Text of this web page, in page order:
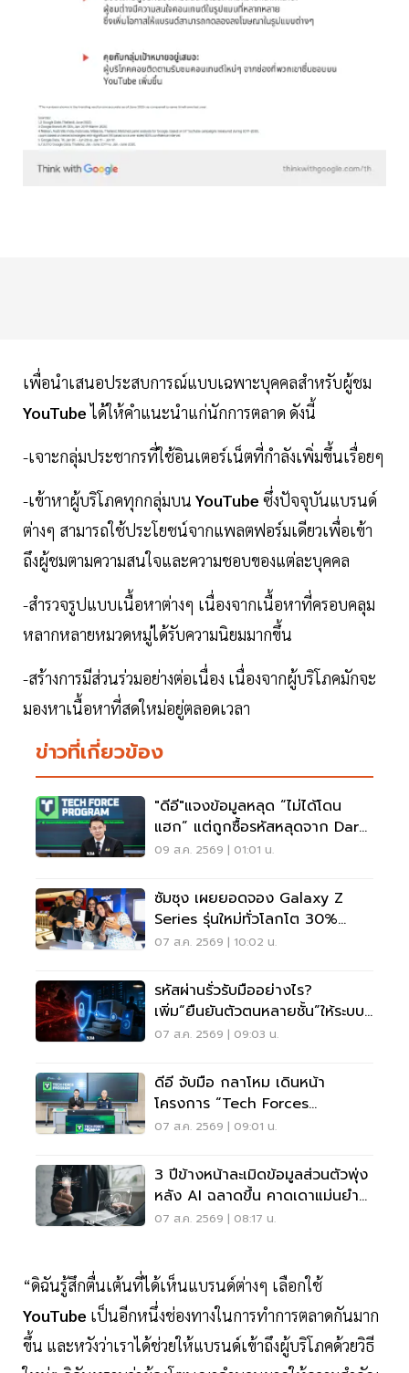
เพื่อนำเสนอประสบการณ์แบบเฉพาะบุคคลสำหรับผู้ชม
YouTubeได้ให้คำแนะนำแก่นักการตลาด ดังนี้
-เจาะกลุ่มประชากรที่ใช้อินเตอร์เน็ตที่กำลังเพิ่มขึ้นเรื่อยๆ
-เข้าหาผู้บริโภคทุกกลุ่มบน YouTube ซึ่งปัจจุบันแบรนด์
ต่างๆ สามารถใช้ประโยชน์จากแพลตฟอร์มเดียวเพื่อเข้า
ถึงผู้ชมตามความสนใจและความชอบของแต่ละบุคคล
-สำรวจรูปแบบเนื้อหาต่างๆ เนื่องจากเนื้อหาที่ครอบคลุม
หลากหลายหมวดหมู่ได้รับความนิยมมากขึ้น
-สร้างการมีส่วนร่วมอย่างต่อเนื่อง เนื่องจากผู้บริโภคมักจะ
มองหาเนื้อหาที่สดใหม่อยู่ตลอดเวลา
ข่าวที่เกี่ยวข้อง
"ดีอี"แจงข้อมูลหลุด “ไม่ได้โดน
แฮก” แต่ถูกซื้อรหัสหลุดจาก Dark
Web มาสวมสิทธิ์
09 ส.ค. 2569 | 01:01 น.
ซัมซุง เผยยอดจอง Galaxy Z
Series รุ่นใหม่ทั่วโลกโต 30%
เกาหลีใต้แตะ 1.44 ล้านเครื่อง
07 ส.ค. 2569 | 10:02 น.
รหัสผ่านรั่วรับมืออย่างไร?
เพิ่ม“ยืนยันตัวตนหลายชั้น”ให้ระบบ
เดิม ไม่ต้องรื้อใหม่
07 ส.ค. 2569 | 09:03 น.
ดีอี จับมือ กลาโหม เดินหน้า
โครงการ “Tech Forces
Program”
07 ส.ค. 2569 | 09:01 น.
3 ปีข้างหน้าละเมิดข้อมูลส่วนตัวพุ่ง
หลัง AI ฉลาดขึ้น คาดเดาแม่นยำ
กว่าเดิม
07 ส.ค. 2569 | 08:17 น.
“ดิฉันรู้สึกตื่นเต้นที่ได้เห็นแบรนด์ต่างๆ เลือกใช้
YouTube เป็นอีกหนึ่งช่องทางในการทำการตลาดกันมาก
ขึ้น และหวังว่าเราได้ช่วยให้แบรนด์เข้าถึงผู้บริโภคด้วยวิธี